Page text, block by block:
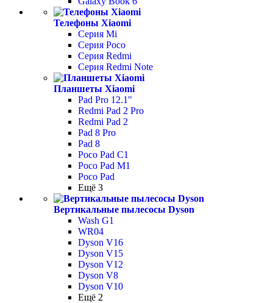
Телефоны Xiaomi
Серия Mi
Серия Poco
Серия Redmi
Серия Redmi Note
Планшеты Xiaomi
Pad Pro 12.1"
Redmi Pad 2 Pro
Redmi Pad 2
Pad 8 Pro
Pad 8
Poco Pad С1
Poco Pad M1
Poco Pad
Ещё 3
Вертикальные пылесосы Dyson
Wash G1
WR04
Dyson V16
Dyson V15
Dyson V12
Dyson V8
Dyson V10
Ещё 2